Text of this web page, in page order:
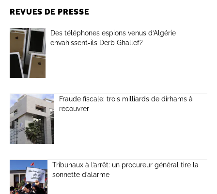
REVUES DE PRESSE
Des téléphones espions venus d’Algérie
envahissent-ils Derb Ghallef?
Fraude fiscale: trois milliards de dirhams à
recouvrer
Tribunaux à l’arrêt: un procureur général tire la
sonnette d’alarme